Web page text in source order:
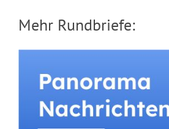
Mehr Rundbriefe: